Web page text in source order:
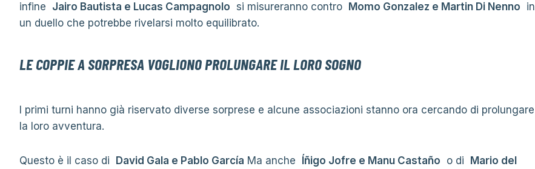
infine Jairo Bautista e Lucas Campagnolo si misureranno contro Momo Gonzalez e Martin Di Nenno in
un duello che potrebbe rivelarsi molto equilibrato.
LE COPPIE A SORPRESA VOGLIONO PROLUNGARE IL LORO SOGNO
I primi turni hanno già riservato diverse sorprese e alcune associazioni stanno ora cercando di prolungare
la loro avventura.
Questo è il caso di David Gala e Pablo García Ma anche Íñigo Jofre e Manu Castaño o di
Mario del